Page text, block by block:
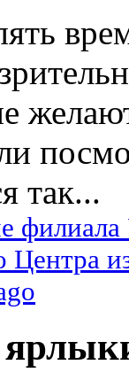
так...
Центра